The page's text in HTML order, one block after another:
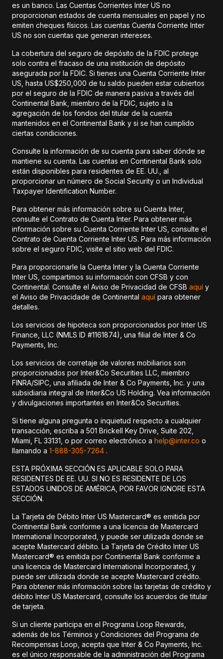
es un banco. Las Cuentas Corrientes Inter US no
proporcionan estados de cuenta mensuales en papel y no
emiten cheques físicos. Las cuentas Cuenta Corriente Inter
US no son cuentas que generan intereses.
La cobertura del seguro de depósito de la FDIC protege
solo contra el fracaso de una institución de depósito
asegurada por la FDIC. Si tienes una Cuenta Corriente Inter
US, hasta US$250,000 de tu saldo pueden estar cubiertos
por el seguro de la FDIC de manera pasiva a través del
Continental Bank, miembro de la FDIC, sujeto a la
agregación de los fondos del titular de la cuenta
mantenidos en el Continental Bank y si se han cumplido
ciertas condiciones.
Consulte la información de su cuenta para saber dónde se
mantiene su cuenta. Las cuentas en Continental Bank solo
están disponibles para residentes de EE. UU., al
proporcionar un número de Social Security o un Individual
Taxpayer Identification Number.
Para obtener más información sobre su Cuenta Inter,
consulte el Contrato de Cuenta Inter. Para obtener más
información sobre su Cuenta Corriente Inter US, consulte el
Contrato de Cuenta Corriente Inter US. Para más información
sobre el seguro FDIC, visite el sitio web del FDIC.
Para proporcionarle la Cuenta Inter y la Cuenta Corriente
Inter US, compartimos su información con CFSB y con
Continental. Consulte el Aviso de Privacidad de CFSB aquí y
el Aviso de Privacidade de Continental aquí para obtener
detalles.
Los servicios de hipoteca son proporcionados por Inter US
Finance, LLC (NMLS ID #1161874), una filial de Inter & Co
Payments, Inc.
Los servicios de corretaje de valores mobiliarios son
proporcionados por Inter&Co Securities LLC, miembro
FINRA/SIPC, una afiliada de Inter & Co Payments, Inc. y una
subsidiaria integral de Inter&Co US Holding. Vea información
y divulgaciones importantes en Inter&Co Securities.
Si tiene alguna pregunta o inquietud respecto a cualquier
transacción, escriba a 501 Brickell Key Drive, Suite 202,
Miami, FL 33131, o por correo electrónico a help@inter.co o
llamando a 1-888-305-7264 .
ESTA PRÓXIMA SECCIÓN ES APLICABLE SOLO PARA
RESIDENTES DE EE. UU. SI NO ES RESIDENTE DE LOS
ESTADOS UNIDOS DE AMÉRICA, POR FAVOR IGNORE ESTA
SECCIÓN.
La Tarjeta de Débito Inter US Mastercard® es emitida por
Continental Bank conforme a una licencia de Mastercard
International Incorporated, y puede ser utilizada donde se
acepte Mastercard débito. La Tarjeta de Crédito Inter US
Mastercard® es emitida por Continental Bank conforme a
una licencia de Mastercard International Incorporated, y
puede ser utilizada donde se acepte Mastercard crédito.
Para obtener más información sobre las tarjetas de crédito y
débito Inter US Mastercard, consulte los acuerdos de titular
de tarjeta.
Si un cliente participa en el Programa Loop Rewards,
además de los Términos y Condiciones del Programa de
Recompensas Loop, acepta que Inter & Co Payments, Inc.
es el único responsable de la administración del Programa